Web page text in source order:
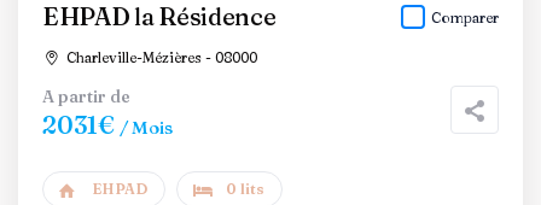
EHPAD la Résidence
Charleville-Mézières - 08000
Comparer
A partir de
2031€ / Mois
EHPAD 0 lits